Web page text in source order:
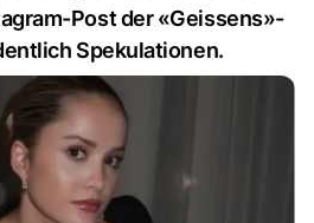
Post der «Geissens»-
Spekulationen.